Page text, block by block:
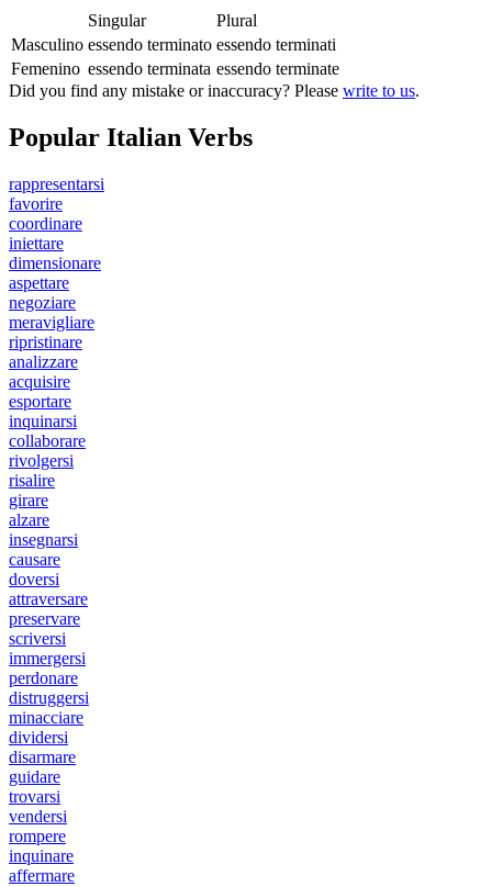
Singular
Plural
Masculino essendo terminato essendo terminati
Femenino essendo terminata essendo terminate
Did you find any mistake or inaccuracy? Please write to us.
Popular Italian Verbs
rappresentarsi
favorire
coordinare
iniettare
dimensionare
aspettare
negoziare
meravigliare
ripristinare
analizzare
acquisire
esportare
inquinarsi
collaborare
rivolgersi
risalire
girare
alzare
insegnarsi
causare
doversi
attraversare
preservare
scriversi
immergersi
perdonare
distruggersi
minacciare
dividersi
disarmare
guidare
trovarsi
vendersi
rompere
inquinare
affermare